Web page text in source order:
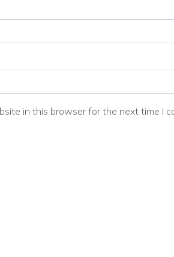
in this browser for the next time I